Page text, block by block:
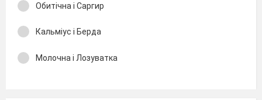
Обитічна і Саргир
Кальміус і Берда
Молочна і Лозуватка